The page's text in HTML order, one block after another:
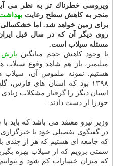
ویروسی خطرناك تر به نظر می
منجر به كاهش سطح رعایت
برای زمین خواهد شد. اما خشكسالی
روی دیگر آن كه در سال قبل ایران
مسئله سیلاب است.
با وجود كاهش حجم میانگین بارش
میلیمتر، باز هم شاهد وقوع سیلاب
هستیم. نمونه ملموس آن،
خودرا از دست دادند.
وزیر نیرو معتقد می باشد كه باید
در گفتگوی تفصیلی خود با خبرگزاری
كه جامعه ای هستیم كه هر از چندی
سمتی برویم كه از سیلاب بهره
كه میزان خسارات كم شود و بتوانیم